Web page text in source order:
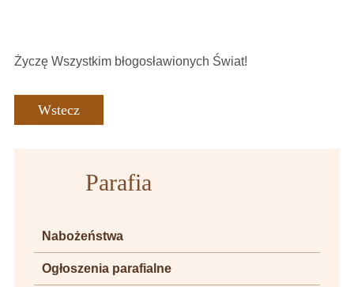
Życzę Wszystkim błogosławionych Świat!
Wstecz
Parafia
Nabożeństwa
Ogłoszenia parafialne